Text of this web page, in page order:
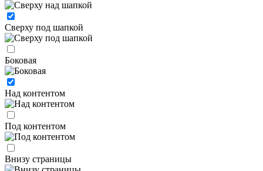
Сверху под шапкой
Боковая
Над контентом
Под контентом
Внизу страницы